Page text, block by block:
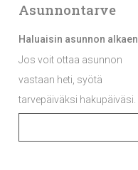
Asunnontarve
Haluaisin asunnon alkaen
Jos voit ottaa asunnon
vastaan heti, syötä
tarvepäiväksi hakupäiväsi.